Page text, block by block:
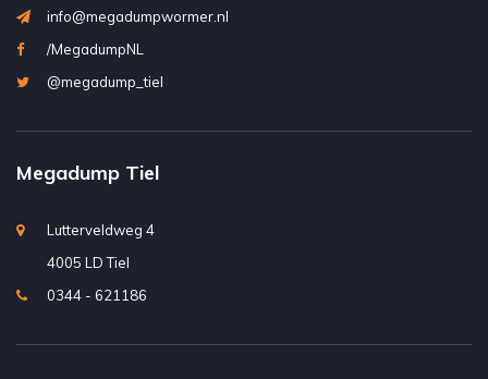
info@megadumpwormer.nl
/MegadumpNL
@megadump_tiel
Megadump Tiel
Lutterveldweg 4
4005 LD Tiel
0344 - 621186